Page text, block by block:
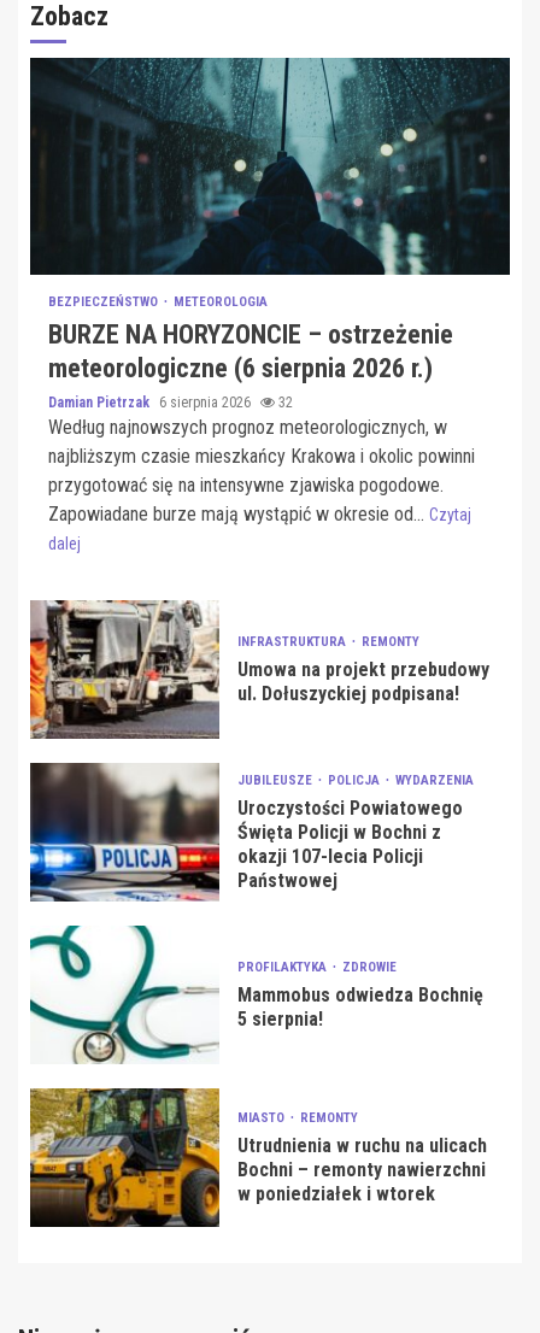
Zobacz
BEZPIECZEŃSTWO METEOROLOGIA
BURZE NA HORYZONCIE – ostrzeżenie
meteorologiczne (6 sierpnia 2026 r.)
Damian Pietrzak 6 sierpnia 2026 32
Według najnowszych prognoz meteorologicznych, w
najbliższym czasie mieszkańcy Krakowa i okolic powinni
przygotować się na intensywne zjawiska pogodowe.
Zapowiadane burze mają wystąpić w okresie od... Czytaj
dalej
INFRASTRUKTURA REMONTY
Umowa na projekt przebudowy
ul. Dołuszyckiej podpisana!
JUBILEUSZE POLICJA WYDARZENIA
Uroczystości Powiatowego
Święta Policji w Bochni z
okazji 107-lecia Policji
Państwowej
PROFILAKTYKA ZDROWIE
Mammobus odwiedza Bochnię
5 sierpnia!
MIASTO REMONTY
Utrudnienia w ruchu na ulicach
Bochni – remonty nawierzchni
w poniedziałek i wtorek